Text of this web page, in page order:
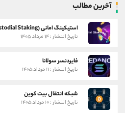
آخرین مطالب
استیکینگ امانی (Custodial Staking)
تاریخ انتشار : ۱۴ مرداد ۱۴۰۵
فایردنسر سولانا
تاریخ انتشار : ۱۱ مرداد ۱۴۰۵
شبکه انتقال بیت کوین
تاریخ انتشار : ۱۰ مرداد ۱۴۰۵